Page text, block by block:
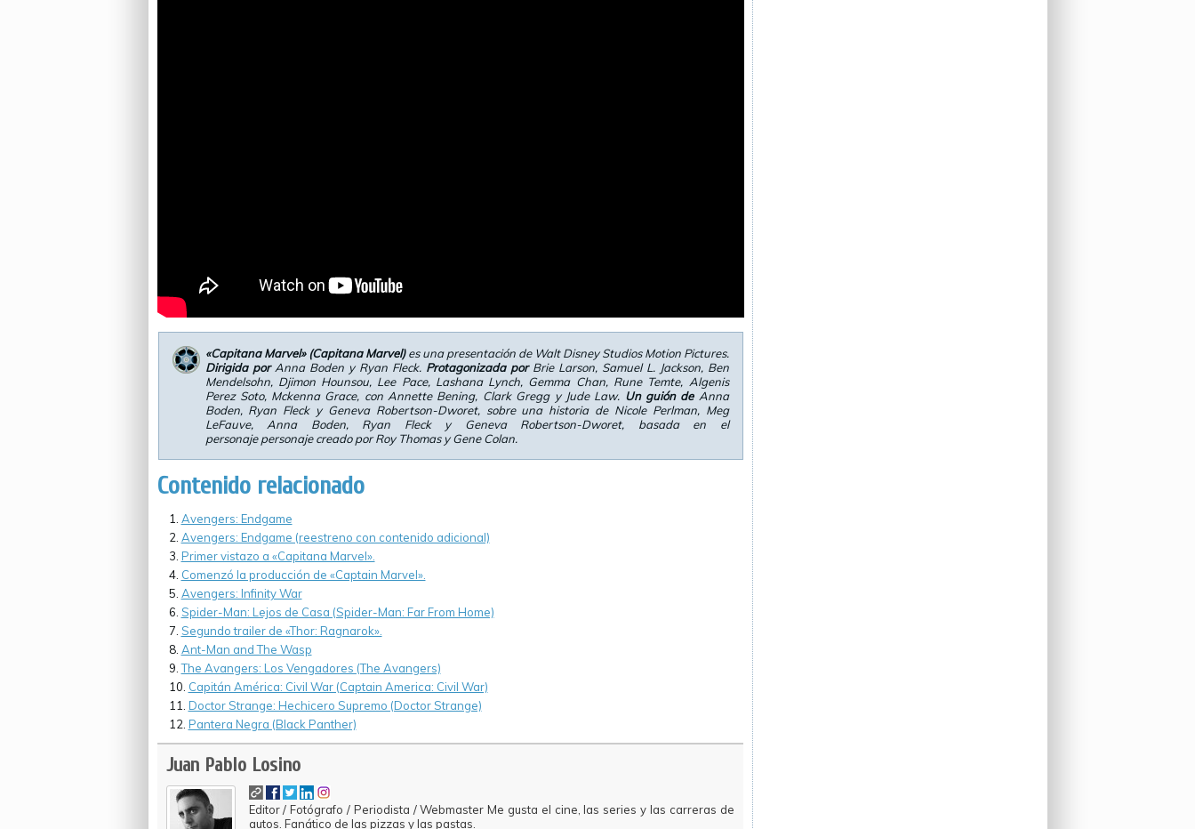
«Capitana Marvel» (Capitana Marvel) es una presentación de Walt Disney Studios Motion Pictures.
Dirigida porAnna Boden y Ryan Fleck. Protagonizada porBrie Larson, Samuel L. Jackson, Ben
Mendelsohn, Djimon Hounsou, Lee Pace, Lashana Lynch, Gemma Chan, Rune Temte, Algenis
Perez Soto, Mckenna Grace, con Annette Bening, Clark Gregg y Jude Law. Un guión deAnna
Boden, Ryan Fleck y Geneva Robertson-Dworet, sobre una historia de Nicole Perlman, Meg
LeFauve, Anna Boden, Ryan Fleck y Geneva Robertson-Dworet, basada en el
personaje personaje creado por Roy Thomas y Gene Colan.
Contenido relacionado
Avengers: Endgame
Avengers: Endgame (reestreno con contenido adicional)
Primer vistazo a «Capitana Marvel».
Comenzó la producción de «Captain Marvel».
Avengers: Infinity War
Spider-Man: Lejos de Casa (Spider-Man: Far From Home)
Segundo trailer de «Thor: Ragnarok».
Ant-Man and The Wasp
The Avangers: Los Vengadores (The Avangers)
Capitán América: Civil War (Captain America: Civil War)
Doctor Strange: Hechicero Supremo (Doctor Strange)
Pantera Negra (Black Panther)
Juan Pablo Losino
Editor / Fotógrafo / Periodista / Webmaster Me gusta el cine, las series y las carreras de
autos. Fanático de las pizzas y las pastas.